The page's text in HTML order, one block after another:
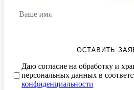
ОСТАВИТЬ
Даю согласие на обработку и
персональных данных в
конфиденциальности